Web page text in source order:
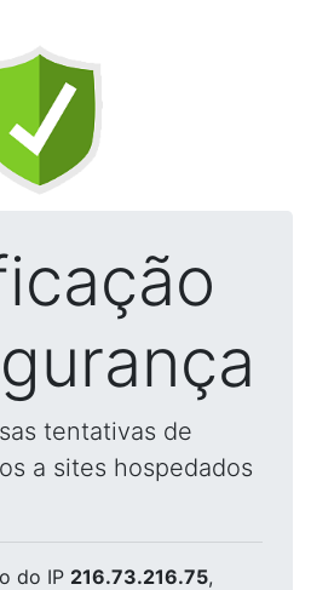
tentativas de
a sites hospedados
do IP 216.73.216.75,